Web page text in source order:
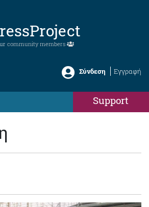
community members
Σύνδεση Εγγραφή
Support